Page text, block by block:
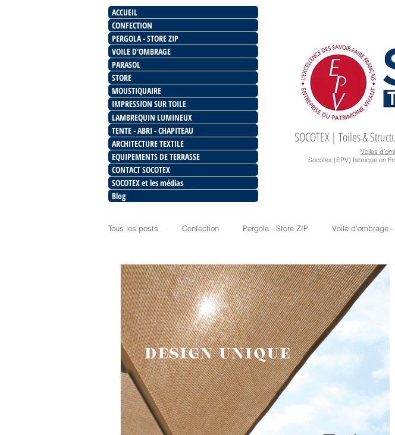
ACCUEIL
CONFECTION
PERGOLA - STORE ZIP
VOILE D'OMBRAGE
PARASOL
STORE
MOUSTIQUAIRE
IMPRESSION SUR TOILE
LAMBREQUIN LUMINEUX
TENTE - ABRI - CHAPITEAU
ARCHITECTURE TEXTILE
EQUIPEMENTS DE TERRASSE
CONTACT SOCOTEX
SOCOTEX et les médias
Blog
SOCOTEX | Toiles &
Voiles
Socotex (EPV) fabrique en
Tous les posts Confection Pergola - Store ZIP Voile d'ombrage
Tente - Abri - Chapiteau Architecture textile Equipements de
Normes - Outils d'aide à la vente Store Parasol
Installation pour professionnel Moustiquaires Protection solaire
voiles ou toiles acoustiques Les toiles en intérieur Les toiles en